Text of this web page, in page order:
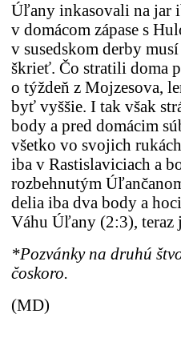
Úľany inkasovali na jar
v domácom zápase s
v susedskom derby
škrieť. Čo stratili doma
o týždeň z Mojzesova,
byť vyššie. I tak však
body a pred domácim
všetko vo svojich
iba v Rastislaviciach a
rozbehnutým
delia iba dva body a
Váhu Úľany (2:3), teraz
*Pozvánky na druhú
čoskoro.
(MD)